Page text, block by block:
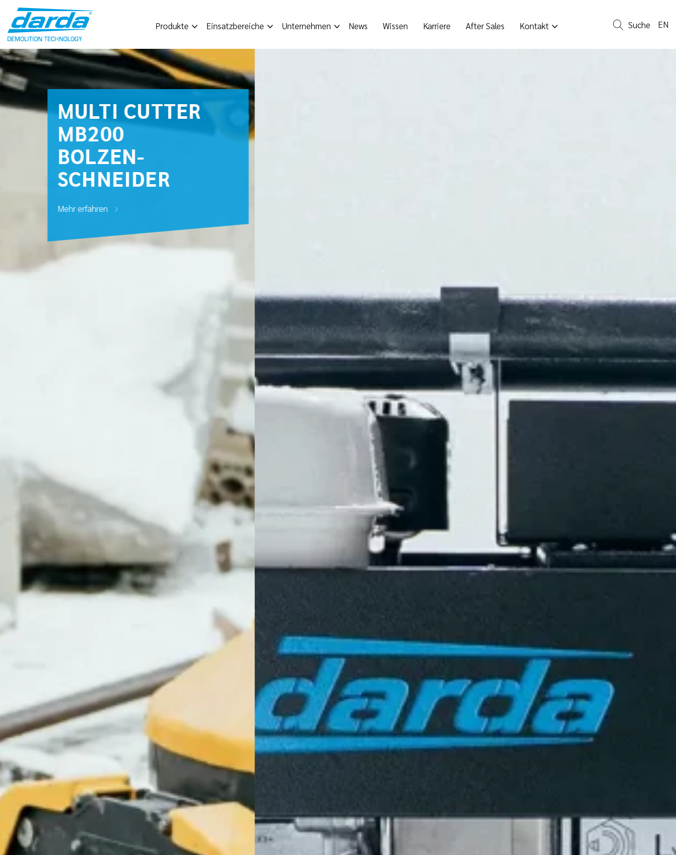
content
Produkte Einsatzbereiche Unternehmen News Wissen Karriere After Sales Kontakt Suche EN